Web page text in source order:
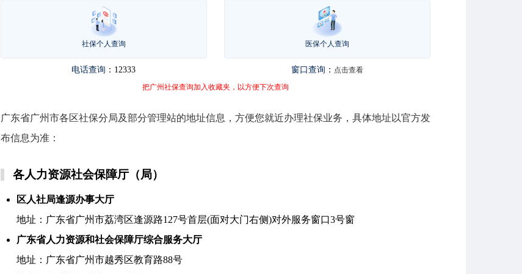
社保个人查询 医保个人查询
电话查询 ：12333 窗口查询 ： 点击查看
把广州社保查询加入收藏夹，以方便下次查询
广东省广州市各区社保分局及部分管理站的地址信息，方便您就近办理社保业务，具体地址以官方发
布信息为准：
各人力资源社会保障厅（局）
区人社局逢源办事大厅
地址：广东省广州市荔湾区逢源路127号首层(面对大门右侧)对外服务窗口3号窗
广东省人力资源和社会保障厅综合服务大厅
地址：广东省广州市越秀区教育路88号